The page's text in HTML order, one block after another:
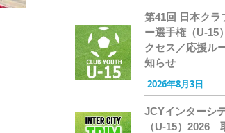
第41回 日本クラ
ー選手権（U-
クセス／応援ル
知らせ
2026年8月3日
JCYインターシ
（U-15）2026